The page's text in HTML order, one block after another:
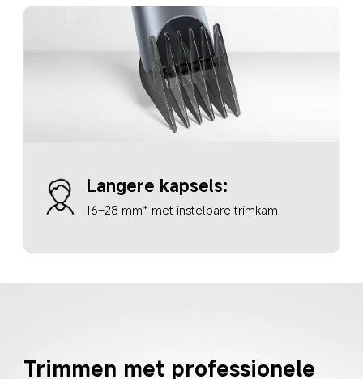
Langere kapsels:
16–28 mm* met instelbare trimkam
Trimmen met professionele